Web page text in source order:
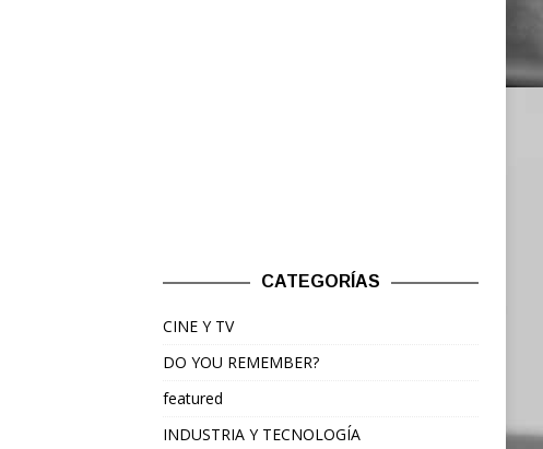
CATEGORÍAS
CINE Y TV
DO YOU REMEMBER?
featured
INDUSTRIA Y TECNOLOGÍA